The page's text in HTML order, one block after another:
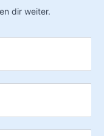
dir weiter.